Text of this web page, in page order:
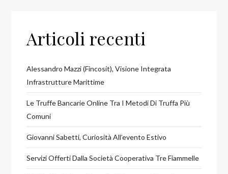
Articoli recenti
Alessandro Mazzi (Fincosit), Visione Integrata
Infrastrutture Marittime
Le Truffe Bancarie Online Tra I Metodi Di Truffa Più
Comuni
Giovanni Sabetti, Curiosità All’evento Estivo
Servizi Offerti Dalla Società Cooperativa Tre Fiammelle